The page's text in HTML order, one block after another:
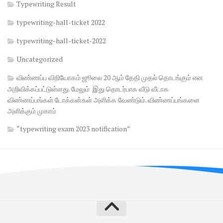
Typewriting Result
typewriting-hall-ticket 2022
typewriting-hall-ticket-2022
Uncategorized
விண்ணப்ப விநியோகம் ஜூலை 20 ஆம் தேதி முதல் தொடங்கும் என
அறிவிக்கப்பட்டுள்ளது. மேலும் இது தொடர்பாக வீடு வீடாக
விண்ணப்பங்கள் டோக்கன்கள் அளிக்க வேண்டும். விண்ணப்பங்களை
அளிக்கும் முகாம்
“typewriting exam 2023 notification”